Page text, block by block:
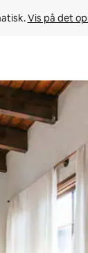
Vis på det